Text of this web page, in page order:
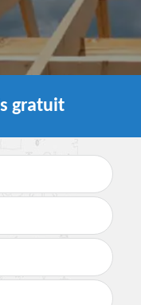
gratuit